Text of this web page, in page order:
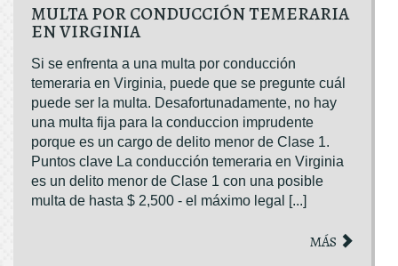
MULTA POR CONDUCCIÓN TEMERARIA
EN VIRGINIA
Si se enfrenta a una multa por conducción
temeraria en Virginia, puede que se pregunte cuál
puede ser la multa. Desafortunadamente, no hay
una multa fija para la conduccion imprudente
porque es un cargo de delito menor de Clase 1.
Puntos clave La conducción temeraria en Virginia
es un delito menor de Clase 1 con una posible
multa de hasta $ 2,500 - el máximo legal [...]
MÁS